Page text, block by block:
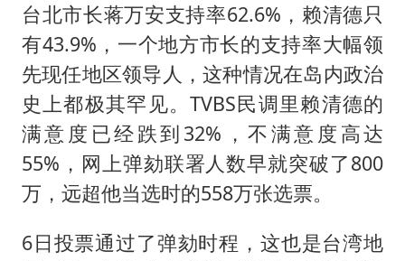
台北市长蒋万安支持率62.6%，赖清德只
有43.9%，一个地方市长的支持率大幅领
先现任地区领导人，这种情况在岛内政治
史上都极其罕见。TVBS民调里赖清德的
满意度已经跌到32%，不满意度高达
55%，网上弹劾联署人数早就突破了800
万，远超他当选时的558万张选票。
6日投票通过了弹劾时程，这也是台湾地